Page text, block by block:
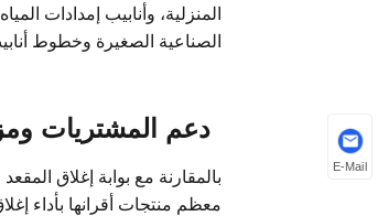
المنزلية، وأنابيب إمدادات
الصناعية الصغيرة وخطوط
دعم المشتريات
بالمقارنة مع بوابة إغلاق
معظم منتجات أقرانها بأداء
E-Mail